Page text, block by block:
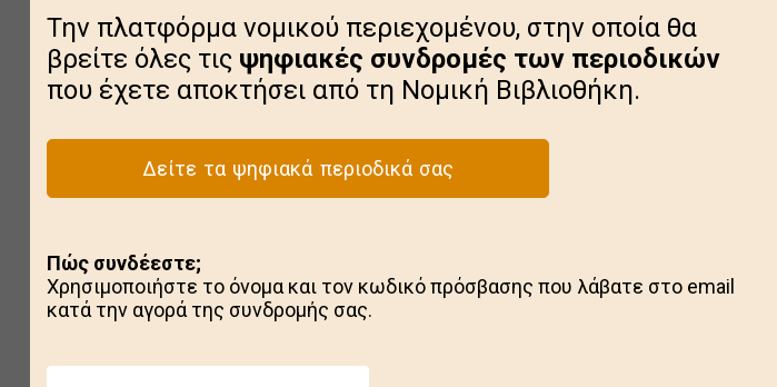
Την πλατφόρμα νομικού περιεχομένου, στην οποία θα
βρείτε όλες τις ψηφιακές συνδρομές των περιοδικών
που έχετε αποκτήσει από τη Νομική Βιβλιοθήκη.
Δείτε τα ψηφιακά περιοδικά σας
Πώς συνδέεστε;
Χρησιμοποιήστε το όνομα και τον κωδικό πρόσβασης που λάβατε στο email
κατά την αγορά της συνδρομής σας.